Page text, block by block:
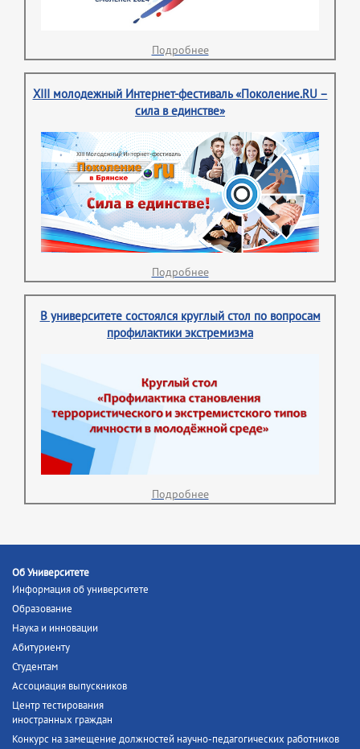
Подробнее
XIII молодежный Интернет-фестиваль «Поколение.RU –
сила в единстве»
Подробнее
В университете состоялся круглый стол по вопросам
профилактики экстремизма
Подробнее
Об Университете
Информация об университете
Образование
Наука и инновации
Абитуриенту
Студентам
Ассоциация выпускников
Центр тестирования
иностранных граждан
Конкурс на замещение должностей научно-педагогических работников